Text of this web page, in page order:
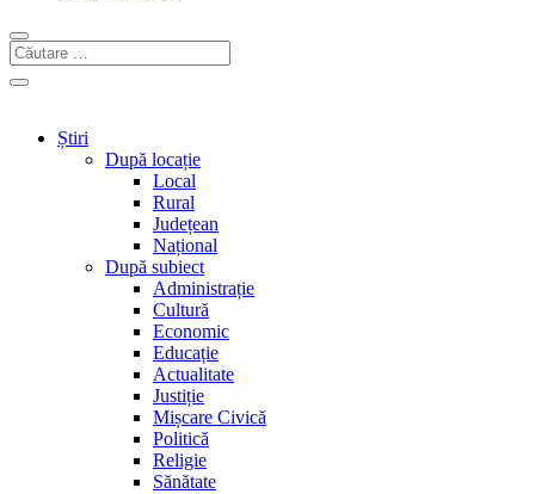
Știri
După locație
Local
Rural
Județean
Național
După subiect
Administrație
Cultură
Economic
Educație
Actualitate
Justiție
Mișcare Civică
Politică
Religie
Sănătate